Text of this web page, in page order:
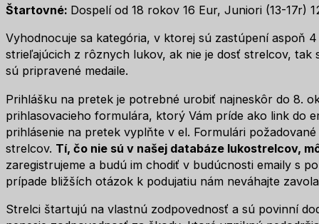
Štartovné: Dospelí od 18 rokov 16 Eur, Juniori (13-17r)
Vyhodnocuje sa kategória, v ktorej sú zastúpení aspoň
strieľajúcich z rôznych lukov, ak nie je dosť strelcov, tak
sú pripravené medaile.
Prihlášku na pretek je potrebné urobiť najneskôr do 8.
prihlasovacieho formulára, ktorý Vám príde ako link do
prihlásenie na pretek vyplňte v el. Formulári
strelcov. Tí, čo nie sú v našej databáze lukostrelcov,
zaregistrujeme a budú im chodiť v budúcnosti emaily s
prípade bližších otázok k podujatiu nám neváhajte
Strelci štartujú na vlastnú zodpovednosť a sú povinní